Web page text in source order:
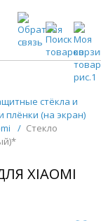
стёкла и
плёнки (на экран)
/ Стекло
XIAOMI